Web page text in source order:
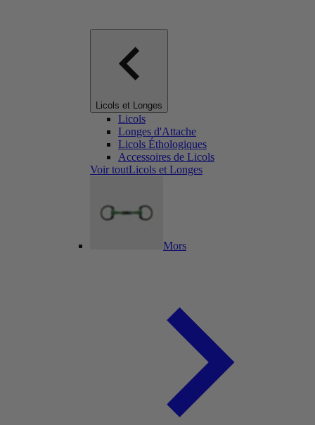
Licols et Longes
Licols
Longes d'Attache
Licols Éthologiques
Accessoires de Licols
Voir toutLicols et Longes
Mors